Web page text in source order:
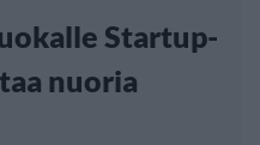
Startup-
nuoria